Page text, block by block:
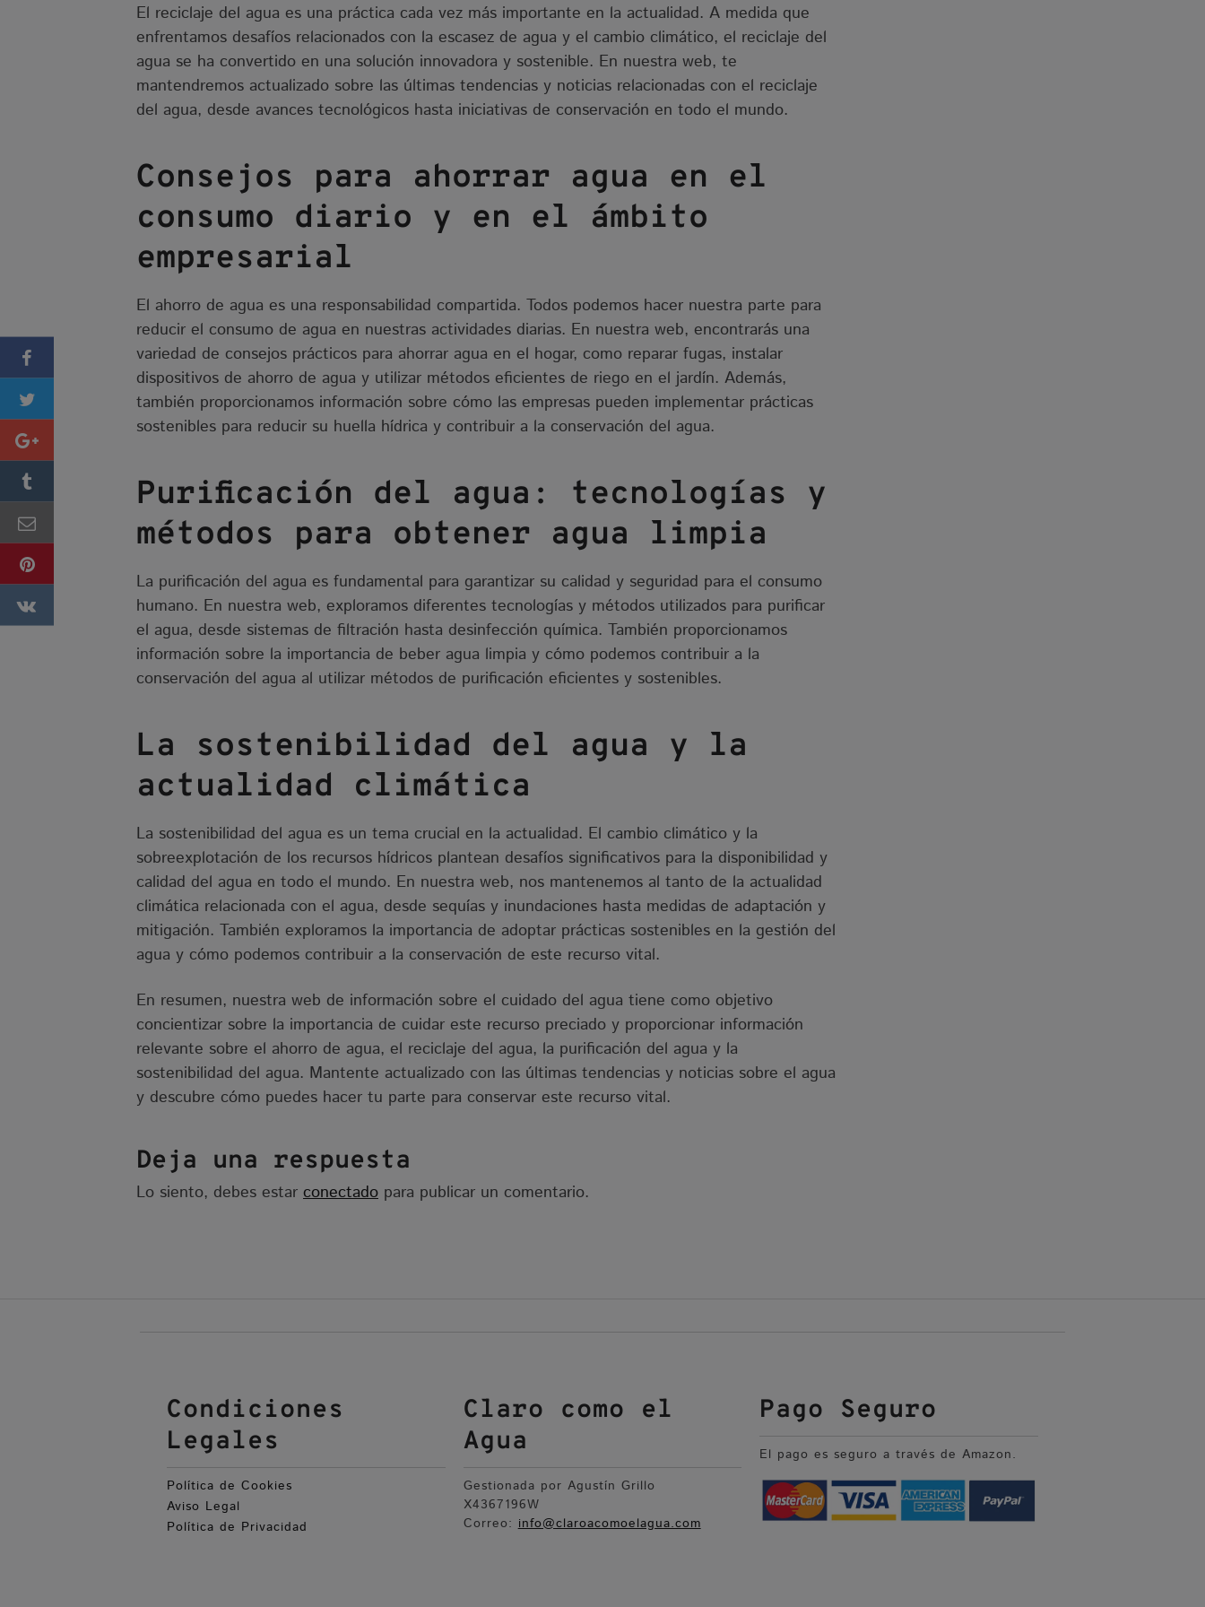
El reciclaje del agua es una práctica cada vez más importante en la actualidad. A medida que
enfrentamos desafíos relacionados con la escasez de agua y el cambio climático, el reciclaje del
agua se ha convertido en una solución innovadora y sostenible. En nuestra web, te
mantendremos actualizado sobre las últimas tendencias y noticias relacionadas con el reciclaje
del agua, desde avances tecnológicos hasta iniciativas de conservación en todo el mundo.
Consejos para ahorrar agua en el
consumo diario y en el ámbito
empresarial
El ahorro de agua es una responsabilidad compartida. Todos podemos hacer nuestra parte para
reducir el consumo de agua en nuestras actividades diarias. En nuestra web, encontrarás una
variedad de consejos prácticos para ahorrar agua en el hogar, como reparar fugas, instalar
dispositivos de ahorro de agua y utilizar métodos eficientes de riego en el jardín. Además,
también proporcionamos información sobre cómo las empresas pueden implementar prácticas
sostenibles para reducir su huella hídrica y contribuir a la conservación del agua.
Purificación del agua: tecnologías y
métodos para obtener agua limpia
La purificación del agua es fundamental para garantizar su calidad y seguridad para el consumo
humano. En nuestra web, exploramos diferentes tecnologías y métodos utilizados para purificar
el agua, desde sistemas de filtración hasta desinfección química. También proporcionamos
información sobre la importancia de beber agua limpia y cómo podemos contribuir a la
conservación del agua al utilizar métodos de purificación eficientes y sostenibles.
La sostenibilidad del agua y la
actualidad climática
La sostenibilidad del agua es un tema crucial en la actualidad. El cambio climático y la
sobreexplotación de los recursos hídricos plantean desafíos significativos para la disponibilidad y
calidad del agua en todo el mundo. En nuestra web, nos mantenemos al tanto de la actualidad
climática relacionada con el agua, desde sequías y inundaciones hasta medidas de adaptación y
mitigación. También exploramos la importancia de adoptar prácticas sostenibles en la gestión del
agua y cómo podemos contribuir a la conservación de este recurso vital.
En resumen, nuestra web de información sobre el cuidado del agua tiene como objetivo
concientizar sobre la importancia de cuidar este recurso preciado y proporcionar información
relevante sobre el ahorro de agua, el reciclaje del agua, la purificación del agua y la
sostenibilidad del agua. Mantente actualizado con las últimas tendencias y noticias sobre el agua
y descubre cómo puedes hacer tu parte para conservar este recurso vital.
Deja una respuesta
Lo siento, debes estar conectado para publicar un comentario.
Condiciones
Legales
Política de Cookies
Aviso Legal
Política de Privacidad
Claro como el
Agua
Gestionada por Agustín Grillo
X4367196W
Correo:info@claroacomoelagua.com
Pago Seguro
El pago es seguro a través de Amazon.